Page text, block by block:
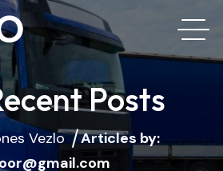
Posts
Vezlo
Articles by: